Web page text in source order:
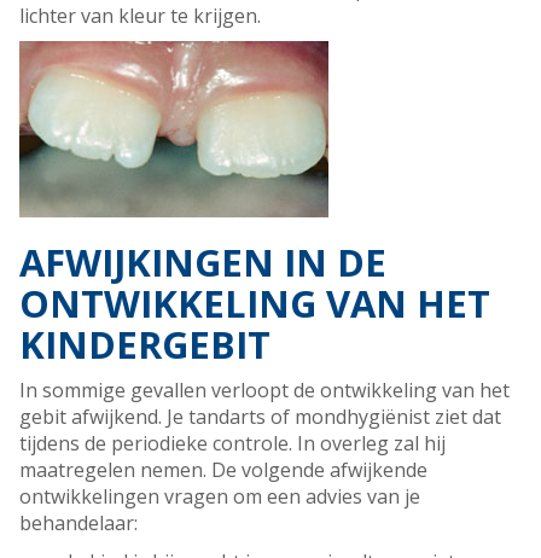
lichter van kleur te krijgen.
AFWIJKINGEN IN DE
ONTWIKKELING VAN HET
KINDERGEBIT
In sommige gevallen verloopt de ontwikkeling van het
gebit afwijkend. Je tandarts of mondhygiënist ziet dat
tijdens de periodieke controle. In overleg zal hij
maatregelen nemen. De volgende afwijkende
ontwikkelingen vragen om een advies van je
behandelaar: